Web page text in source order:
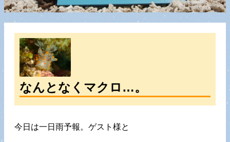
なんとなくマクロ…。
今日は一日雨予報。ゲスト様と